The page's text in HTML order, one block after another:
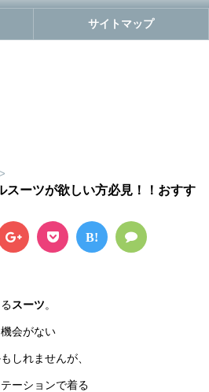
サイトマップ
>
スーツが欲しい方必見！！おすす
B!
スーツ。
会がない
しれませんが、
ーションで着る